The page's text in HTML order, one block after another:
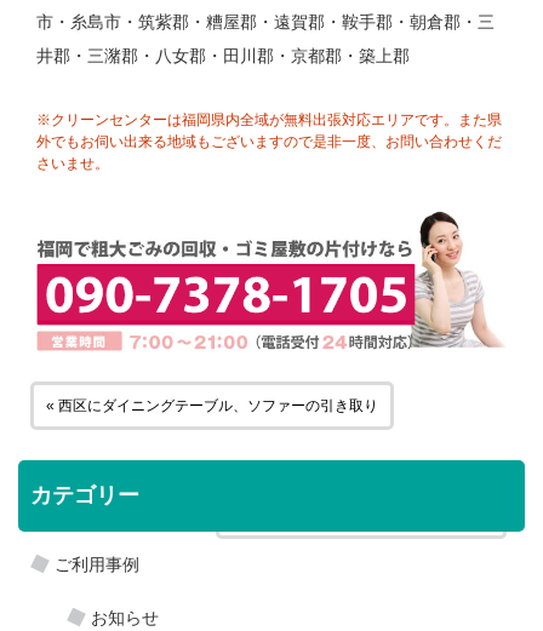
市・糸島市・筑紫郡・糟屋郡・遠賀郡・鞍手郡・朝倉郡・三
井郡・三潴郡・八女郡・田川郡・京都郡・築上郡
※クリーンセンターは福岡県内全域が無料出張対応エリアです。また県
外でもお伺い出来る地域もございますので是非一度、お問い合わせくだ
さいませ。
« 西区にダイニングテーブル、ソファーの引き取り
カテゴリー
ご利用事例
お知らせ